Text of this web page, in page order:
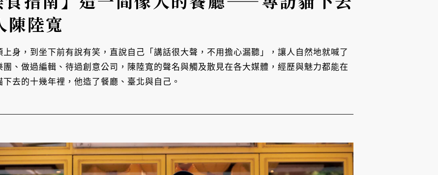
陳陸寬
身，到坐下前有說有笑，直說自己「講話很大聲，不用擔心漏聽」，讓人自然地就喊了
、做過編輯、待過創意公司，陳陸寬的聲名與觸及散見在各大媒體，經歷與魅力都能在
去的十幾年裡，他造了餐廳、臺北與自己。